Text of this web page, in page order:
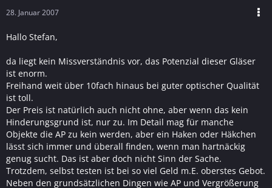
28. Januar 2007
Hallo Stefan,
da liegt kein Missverständnis vor, das Potenzial dieser Gläser
ist enorm.
Freihand weit über 10fach hinaus bei guter optischer Qualität
ist toll.
Der Preis ist natürlich auch nicht ohne, aber wenn das kein
Hinderungsgrund ist, nur zu. Im Detail mag für manche
Objekte die AP zu kein werden, aber ein Haken oder Häkchen
lässt sich immer und überall finden, wenn man hartnäckig
genug sucht. Das ist aber doch nicht Sinn der Sache.
Trotzdem, selbst testen ist bei so viel Geld m.E. oberstes Gebot.
Neben den grundsätzlichen Dingen wie AP und Vergrößerung